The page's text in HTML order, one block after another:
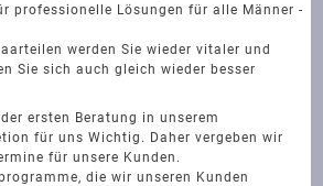
professionelle Lösungen für alle Männer -
werden Sie wieder vitaler und
Sie sich auch gleich wieder besser
ersten Beratung in unserem
für uns Wichtig. Daher vergeben wir
für unsere Kunden.
die wir unseren Kunden